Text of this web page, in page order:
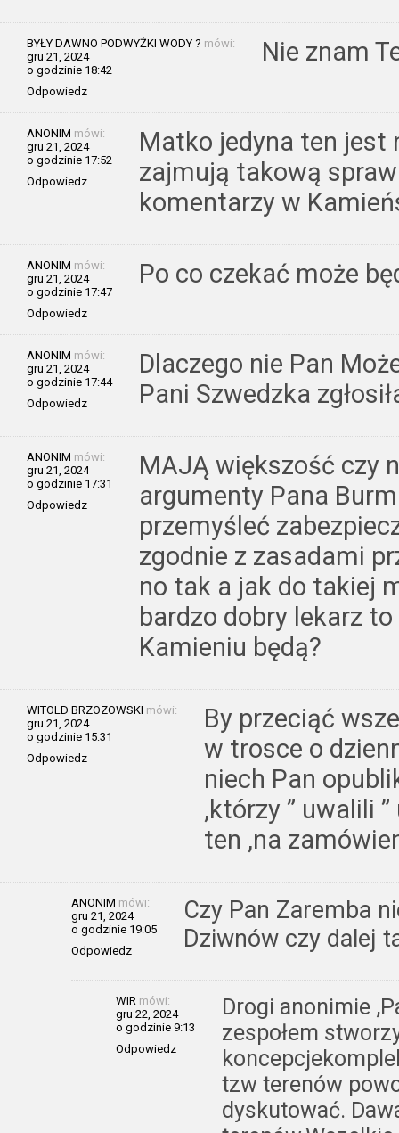
BYŁY DAWNO PODWYŻKI WODY ? mówi:
gru 21, 2024
o godzinie 18:42
Odpowiedz
Nie znam
ANONIM mówi:
gru 21, 2024
o godzinie 17:52
Odpowiedz
Matko jedyna ten jest
zajmują takową
komentarzy w
ANONIM mówi:
gru 21, 2024
o godzinie 17:47
Odpowiedz
Po co czekać może
ANONIM mówi:
gru 21, 2024
o godzinie 17:44
Odpowiedz
Dlaczego nie Pan
Pani Szwedzka
ANONIM mówi:
gru 21, 2024
o godzinie 17:31
Odpowiedz
MAJĄ większość czy
argumenty Pana
przemyśleć
zgodnie z zasadami
no tak a jak do takiej
bardzo dobry lekarz
Kamieniu będą?
WITOLD BRZOZOWSKI mówi:
gru 21, 2024
o godzinie 15:31
Odpowiedz
By przeciąć
w trosce o
niech Pan
,którzy ” uwalili
ten ,na
ANONIM mówi:
gru 21, 2024
o godzinie 19:05
Odpowiedz
Czy Pan Zaremba
Dziwnów czy dalej
WIR mówi:
gru 22, 2024
o godzinie 9:13
Odpowiedz
Drogi anonimie
zespołem
tzw terenów
dyskutować.